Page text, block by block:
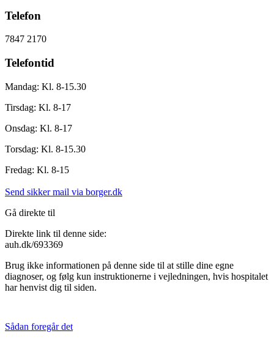
Telefon
7847 2170
Telefontid
Mandag: Kl. 8-15.30
Tirsdag: Kl. 8-17
Onsdag: Kl. 8-17
Torsdag: Kl. 8-15.30
Fredag: Kl. 8-15
Send sikker mail via borger.dk
Gå direkte til
Direkte link til denne side:
auh.dk/693369
Brug ikke informationen på denne side til at stille dine egne
diagnoser, og følg kun instruktionerne i vejledningen, hvis hospitalet
har henvist dig til siden.
Sådan foregår det